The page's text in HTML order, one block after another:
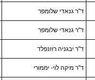
ד"ר גנאדי שלומפר
ד"ר גנאדי שלומפר
ד"ר יבגניה רוזנפלד
ד"ר מיקה לוי- יממורי